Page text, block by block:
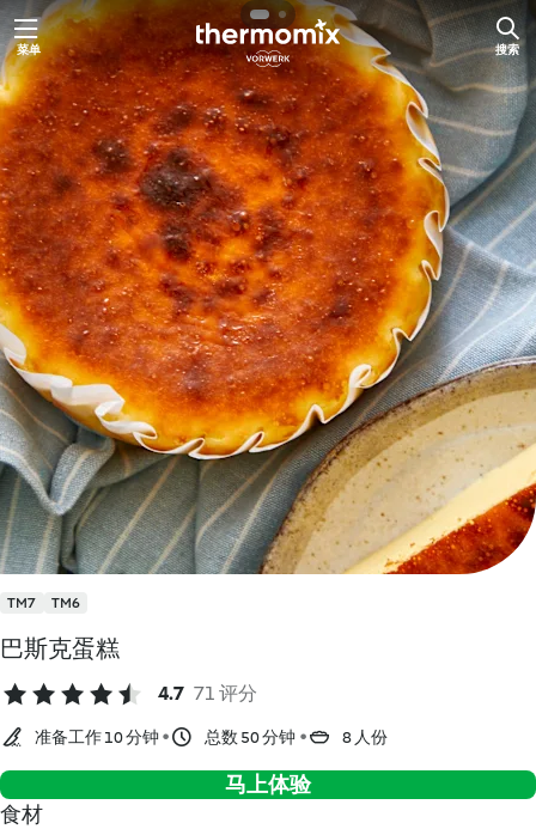
跳
至
内
容
菜单 搜索
TM7 TM6
巴斯克蛋糕
4.7 71 评分
准备工作 10 分钟 总数 50 分钟 8 人份
马上体验
食材